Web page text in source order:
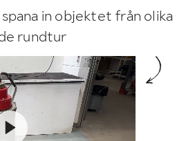
in objektet från olika
rundtur